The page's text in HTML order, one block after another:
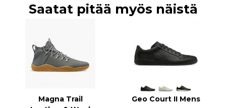
Saatat pitää myös näistä
Magna Trail
Geo Court II Mens